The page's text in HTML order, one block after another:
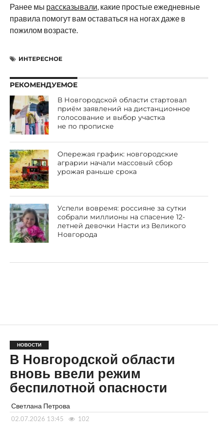
Ранее мы рассказывали , какие простые ежедневные
правила помогут вам оставаться на ногах даже в
пожилом возрасте.
ИНТЕРЕСНОЕ
РЕКОМЕНДУЕМОЕ
В Новгородской области стартовал
приём заявлений на дистанционное
голосование и выбор участка
не по прописке
Опережая график: новгородские
аграрии начали массовый сбор
урожая раньше срока
Успели вовремя: россияне за сутки
собрали миллионы на спасение 12-
летней девочки Насти из Великого
Новгорода
НОВОСТИ
В Новгородской области
вновь ввели режим
беспилотной опасности
Светлана Петрова
02.07.2026 13:45 102